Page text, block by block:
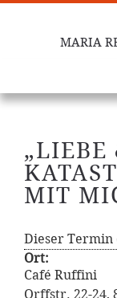
MARIA
„LIEBE
MIT
Dieser Termin
Ort:
Café Ruffini
Orffstr. 22-24,